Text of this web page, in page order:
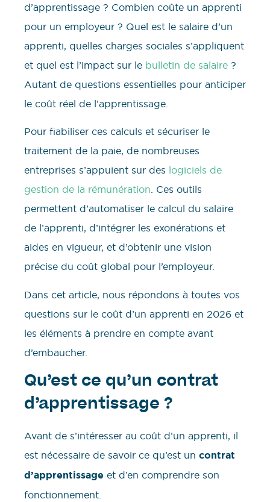
d’apprentissage ? Combien coûte un apprenti
pour un employeur ? Quel est le salaire d’un
apprenti, quelles charges sociales s’appliquent
et quel est l’impact sur le bulletin de salaire ?
Autant de questions essentielles pour anticiper
le coût réel de l’apprentissage.
Pour fiabiliser ces calculs et sécuriser le
traitement de la paie, de nombreuses
entreprises s’appuient sur des logiciels de
gestion de la rémunération. Ces outils
permettent d’automatiser le calcul du salaire
de l’apprenti, d’intégrer les exonérations et
aides en vigueur, et d’obtenir une vision
précise du coût global pour l’employeur.
Dans cet article, nous répondons à toutes vos
questions sur le coût d’un apprenti en 2026 et
les éléments à prendre en compte avant
d’embaucher.
Qu’est ce qu’un contrat
d’apprentissage ?
Avant de s’intéresser au coût d’un apprenti, il
est nécessaire de savoir ce qu’est un contrat
d’apprentissage et d’en comprendre son
fonctionnement.